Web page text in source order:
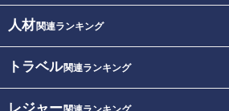
人材関連ランキング
トラベル関連ランキング